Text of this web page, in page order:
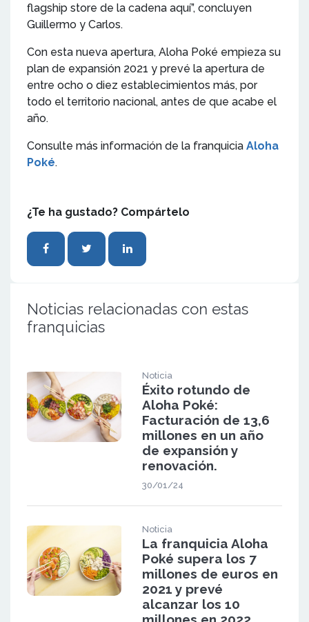
flagship store de la cadena aquí”, concluyen
Guillermo y Carlos.
Con esta nueva apertura, Aloha Poké empieza su
plan de expansión 2021 y prevé la apertura de
entre ocho o diez establecimientos más, por
todo el territorio nacional, antes de que acabe el
año.
Consulte más información de la franquicia Aloha
Poké.
¿Te ha gustado? Compártelo
Noticias relacionadas con estas
franquicias
Noticia
Éxito rotundo de
Aloha Poké:
Facturación de 13,6
millones en un año
de expansión y
renovación.
30/01/24
Noticia
La franquicia Aloha
Poké supera los 7
millones de euros en
2021 y prevé
alcanzar los 10
millones en 2022